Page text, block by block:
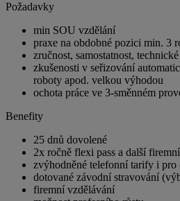
Požadavky
min SOU vzdělání
praxe na obdobné pozici min. 3
zručnost, samostatnost,
zkušenosti v seřizování
roboty apod. velkou výhodou
ochota práce ve 3-směnném
Benefity
25 dnů dovolené
2x ročně flexi pass a další
zvýhodněné telefonní tarify i
dotované závodní stravování
firemní vzdělávání